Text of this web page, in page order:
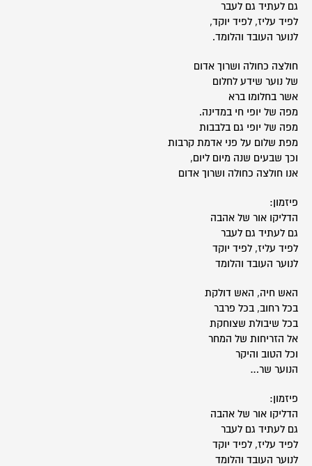
גם לעתיד גם לעבר
לפיד עליז, לפיד יוקד,
לנוער העובד והלומד.
חולצה כחולה ושרוך אדום
של נוער שידע לחלום
אשר בחלומו ברא
מפה של יופי חי במדינה.
מפה של יופי גם בלבבות
מפת שלום על פני אדמת קרבות
וכך שבעים שנה מיום ליום,
אנו חולצה כחולה ושרוך אדום
פיזמון:
הדליקו אור של אהבה
גם לעתיד גם לעבר
לפיד עליז, לפיד יוקד
לנוער העובד והלומד
האש חיה, האש דולקת
בכל רחוב, בכל פרבר
בכל שיבולת שצוחקת
אל הזריחות של המחר
וכל הטוב והיקר
הנוער שר…
פיזמון:
הדליקו אור של אהבה
גם לעתיד גם לעבר
לפיד עליז, לפיד יוקד
לנוער העובד והלומד